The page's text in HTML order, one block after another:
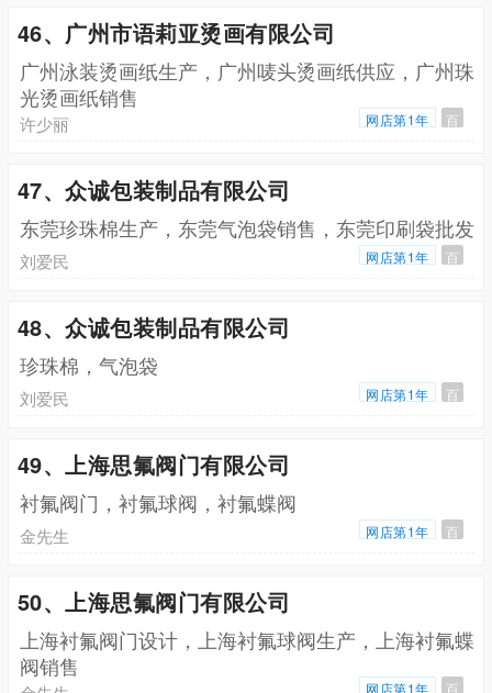
46、广州市语莉亚烫画有限公司
广州泳装烫画纸生产，广州唛头烫画纸供应，广州珠
光烫画纸销售
许少丽 网店第1年 百
47、众诚包装制品有限公司
东莞珍珠棉生产，东莞气泡袋销售，东莞印刷袋批发
刘爱民 网店第1年 百
48、众诚包装制品有限公司
珍珠棉，气泡袋
刘爱民 网店第1年 百
49、上海思氟阀门有限公司
衬氟阀门，衬氟球阀，衬氟蝶阀
金先生 网店第1年 百
50、上海思氟阀门有限公司
上海衬氟阀门设计，上海衬氟球阀生产，上海衬氟蝶
阀销售
网店第1年 百